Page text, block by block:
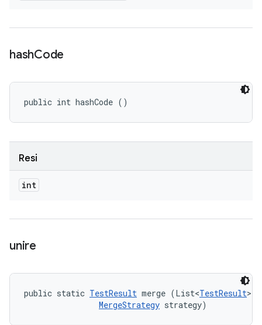
hashCode
public int hashCode ()
Resi
int
unire
public static TestResult merge (List<TestResult>
MergeStrategy strategy)